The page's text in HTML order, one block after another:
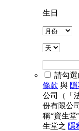
生日
請勾
條款 與
公司（「
份有限公
稱“資生
生堂之 隱